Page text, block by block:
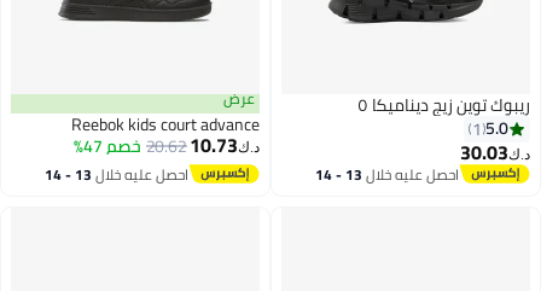
ريبوك توين زيج ديناميكا ٥
5.0
1
د.ك‏30.03
احصل عليه خلال 13 - 14
عرض
Reebok kids court advance
د.ك‏10.73
20.62خصم 47%
احصل عليه خلال 13 - 14